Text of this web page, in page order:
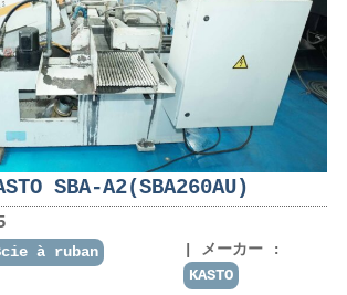
SBA-A2(SBA260AU)
à ruban
メーカー :
KASTO